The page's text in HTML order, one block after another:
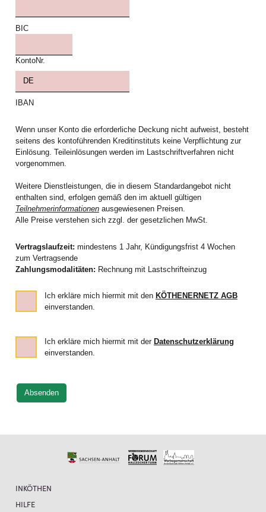
BIC
IBAN
KontoNr.
Wenn unser Konto die erforderliche Deckung nicht aufweist, besteht
seitens des kontoführenden Kreditinstituts keine Verpflichtung zur
Einlösung. Teileinlösungen werden im Lastschriftverfahren nicht
vorgenommen.
Weitere Dienstleistungen, die in diesem Standardangebot nicht
enthalten sind, erfolgen gemäß den im aktuell gültigen
Teilnehmerinformationenausgewiesenen Preisen.
Alle Preise verstehen sich zzgl. der gesetzlichen MwSt.
Vertragslaufzeit: mindestens 1 Jahr, Kündigungsfrist 4 Wochen
zum Vertragsende
Zahlungsmodalitäten: Rechnung mit Lastschrifteinzug
Ich erkläre mich hiermit mit den KÖTHENERNETZ AGB
einverstanden.
Ich erkläre mich hiermit mit der Datenschutzerklärung
einverstanden.
INKÖTHEN
HILFE